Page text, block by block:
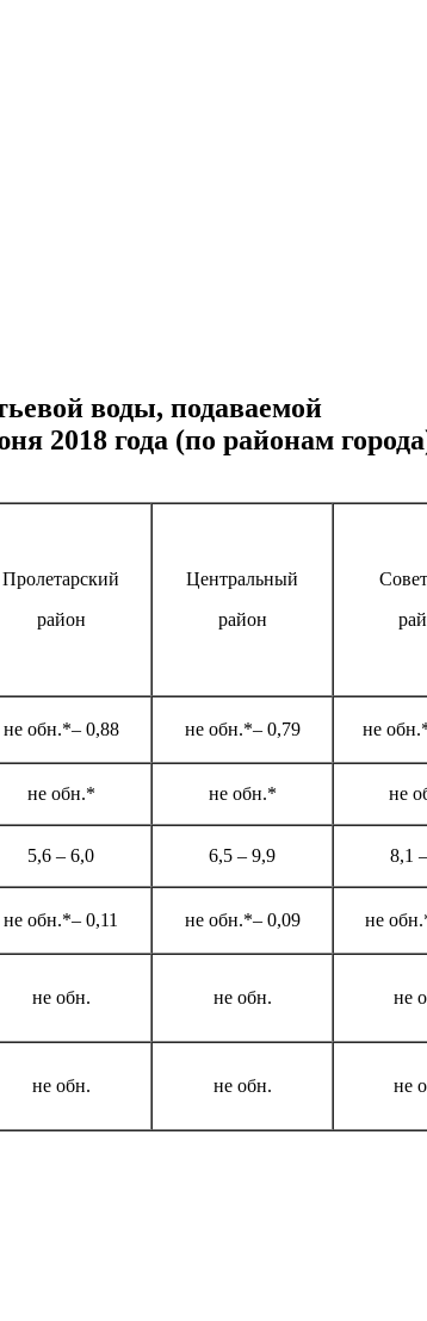
воды, подаваемой
2018 года (по районам
Пролетарский
район
Центральный
район
не обн.*– 0,88 не обн.*– 0,79 не
не обн.* не обн.* не
5,6 – 6,0 6,5 – 9,9 8,1
не обн.*– 0,11 не обн.*– 0,09 не
не обн. не обн. не
не обн. не обн. не